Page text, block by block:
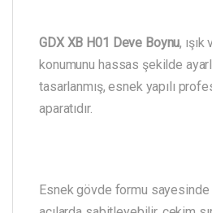
GDX XB H01 Deve Boynu,
konumunu hassas şekilde
tasarlanmış, esnek yapılı
aparatıdır.
Esnek gövde formu sayesinde